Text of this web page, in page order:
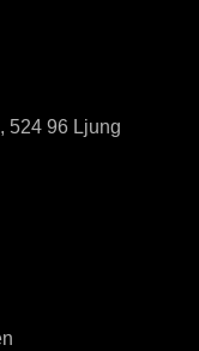
524 96 Ljung